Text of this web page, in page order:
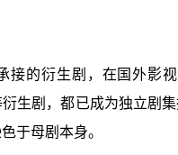
接的衍生剧，在国外影
生剧，都已成为独立剧
于母剧本身。